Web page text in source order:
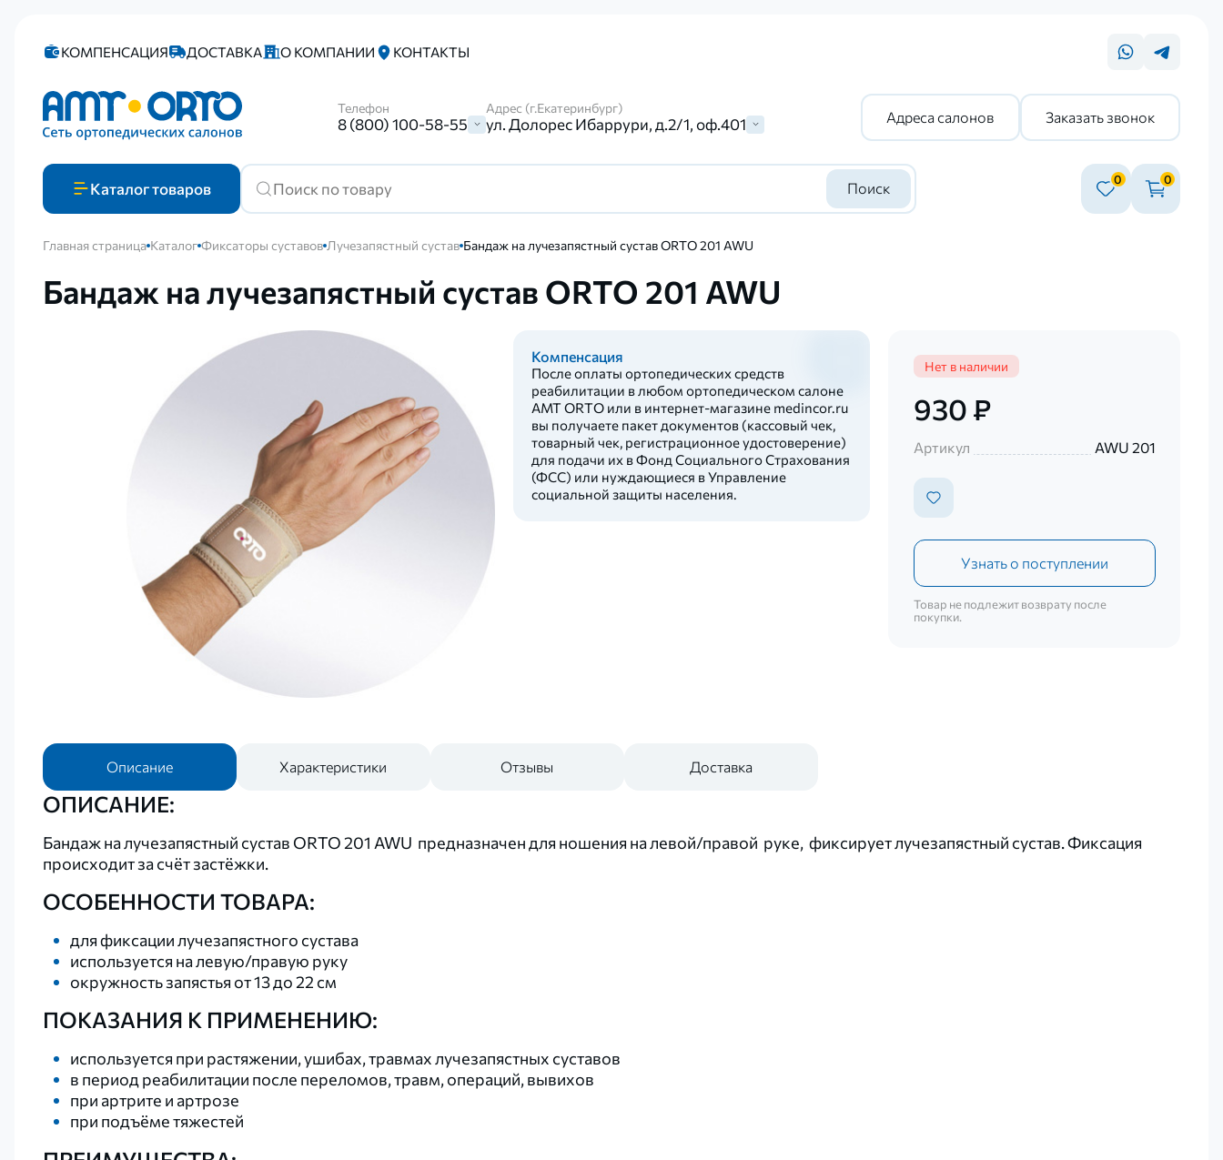
КОМПЕНСАЦИЯ ДОСТАВКА О КОМПАНИИ КОНТАКТЫ
Телефон
8 (800) 100-58-55
Адрес (г.Екатеринбург)
ул. Долорес Ибаррури, д.2/1, оф.401 Адреса салонов Заказать звонок
Каталогтоваров Поиск
0 0
Главная страница Каталог Фиксаторы суставов Лучезапястный сустав Бандаж на лучезапястный сустав ORTO 201 AWU
Бандаж на лучезапястный сустав ORTO 201 AWU
Компенсация
После оплаты ортопедических средств
реабилитации в любом ортопедическом салоне
AMT ORTO или в интернет-магазине medincor.ru
вы получаете пакет документов (кассовый чек,
товарный чек, регистрационное удостоверение)
для подачи их в Фонд Социального Страхования
(ФСС) или нуждающиеся в Управление
социальной защиты населения.
Нет в наличии
930 ₽
Артикул AWU 201
Узнать о поступлении
Товар не подлежит возврату после
покупки.
Описание Характеристики Отзывы Доставка
ОПИСАНИЕ:
Бандаж на лучезапястный сустав ORTO 201 AWU предназначен для ношения на левой/правой руке, фиксирует лучезапястный сустав. Фиксация
происходит за счёт застёжки.
ОСОБЕННОСТИ ТОВАРА:
для фиксации лучезапястного сустава
используется на левую/правую руку
окружность запястья от 13 до 22 см
ПОКАЗАНИЯ К ПРИМЕНЕНИЮ:
используется при растяжении, ушибах, травмах лучезапястных суставов
в период реабилитации после переломов, травм, операций, вывихов
при артрите и артрозе
при подъёме тяжестей